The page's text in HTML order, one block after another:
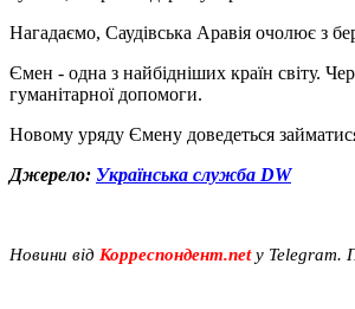
Нагадаємо, Саудівська Аравія очолює з
Ємен - одна з найбідніших країн світу.
гуманітарної допомоги.
Новому уряду Ємену доведеться
Джерело: Українська служба DW
Новини від Корреспондент.netу Telegram.